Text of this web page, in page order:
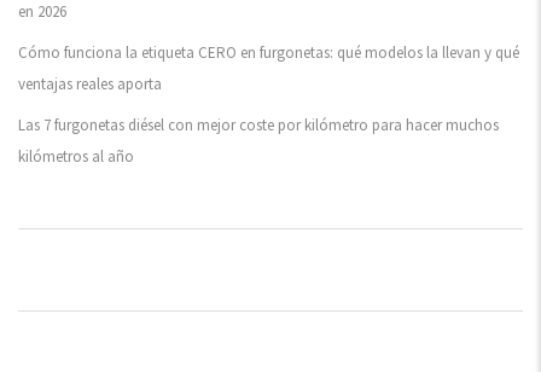
en 2026
Cómo funciona la etiqueta CERO en furgonetas: qué modelos la llevan y qué
ventajas reales aporta
Las 7 furgonetas diésel con mejor coste por kilómetro para hacer muchos
kilómetros al año